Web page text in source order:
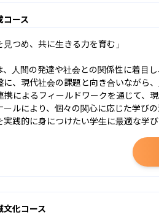
ース
見つめ、共に生きる力を育む」
、人間の発達や社会との関係性に着目
に、現代社会の課題と向き合いながら
携によるフィールドワークを通じて、
ルにより、個々の関心に応じた学び
践的に身につけたい学生に最適な学び
化コース